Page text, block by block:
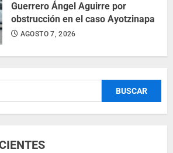
Guerrero Ángel Aguirre por
obstrucción en el caso Ayotzinapa
AGOSTO 7, 2026